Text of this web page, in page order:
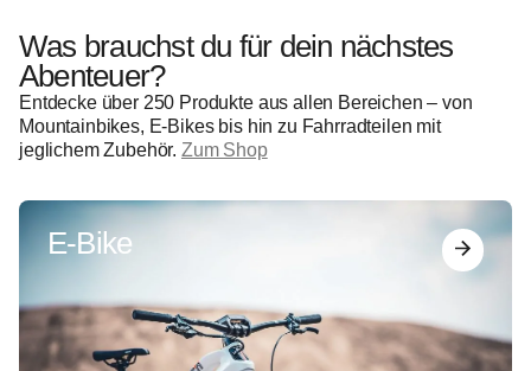
Was brauchst du für dein nächstes
Abenteuer?
Entdecke über 250 Produkte aus allen Bereichen – von
Mountainbikes, E-Bikes bis hin zu Fahrradteilen mit
jeglichem Zubehör. Zum Shop
E-Bike